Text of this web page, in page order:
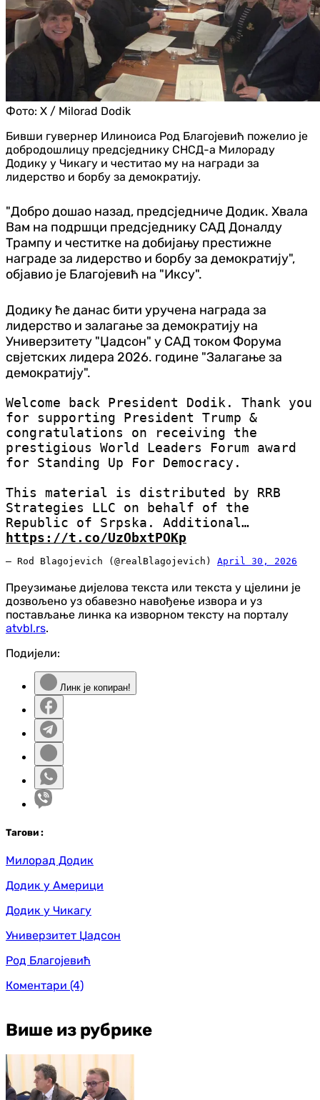
Фото: X / Milorad Dodik
Бивши гувернер Илиноиса Род Благојевић пожелио је
добродошлицу предсједнику СНСД-а Милораду
Додику у Чикагу и честитао му на награди за
лидерство и борбу за демократију.
"Добро дошао назад, предсједниче Додик. Хвала
Вам на подршци предсједнику САД Доналду
Трампу и честитке на добијању престижне
награде за лидерство и борбу за демократију",
објавио је Благојевић на "Иксу".
Додику ће данас бити уручена награда за
лидерство и залагање за демократију на
Универзитету "Џадсон" у САД током Форума
свјетских лидера 2026. године "Залагање за
демократију".
Welcome back President Dodik. Thank you
for supporting President Trump &
congratulations on receiving the
prestigious World Leaders Forum award
for Standing Up For Democracy.
This material is distributed by RRB
Strategies LLC on behalf of the
Republic of Srpska. Additional…
https://t.co/UzObxtPOKp
— Rod Blagojevich (@realBlagojevich) April 30, 2026
Преузимање дијелова текста или текста у цјелини је
дозвољено уз обавезно навођење извора и уз
постављање линка ка изворном тексту на порталу
atvbl.rs.
Подијели:
Линк је копиран!
Тагови :
Милорад Додик
Додик у Америци
Додик у Чикагу
Универзитет Џадсон
Род Благојевић
Коментари (4)
Више из рубрике